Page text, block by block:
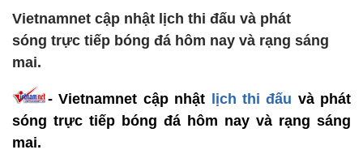
Vietnamnet cập nhật lịch thi đấu và phát
sóng trực tiếp bóng đá hôm nay và rạng sáng
mai.
- Vietnamnet cập nhật lịch thi đấu và phát
sóng trực tiếp bóng đá hôm nay và rạng sáng
mai.